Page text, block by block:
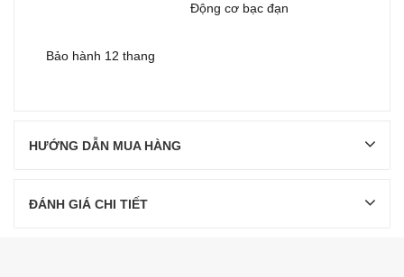
Động cơ bạc đạn
Bảo hành 12 thang
HƯỚNG DẪN MUA HÀNG
ĐÁNH GIÁ CHI TIẾT